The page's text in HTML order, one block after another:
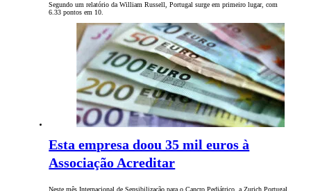
Segundo um relatório da William Russell, Portugal surge em primeiro lugar, com
6.33 pontos em 10.
Esta empresa doou 35 mil euros à
Associação Acreditar
Neste mês Internacional de Sensibilização para o Cancro Pediátrico, a Zurich Portugal,